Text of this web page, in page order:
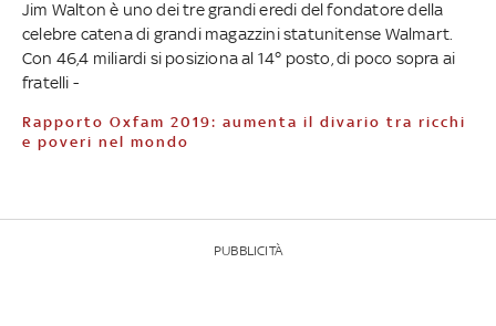
Jim Walton è uno dei tre grandi eredi del fondatore della
celebre catena di grandi magazzini statunitense Walmart.
Con 46,4 miliardi si posiziona al 14° posto, di poco sopra ai
fratelli -
Rapporto Oxfam 2019: aumenta il divario tra ricchi
e poveri nel mondo
PUBBLICITÀ